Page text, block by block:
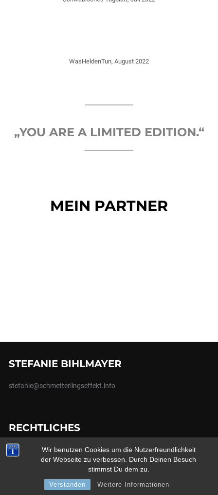
Wir benutzen Cookies um die Nutzerfreundlichkeit
der Webseite zu verbessen. Durch Deinen Besuch
stimmst Du dem zu.
Verstanden Weitere Informationen
WasHeldenTun, August 2022
„YOU ARE A LIMITED EDITION.“
MEIN PARTNER
STEFANIE BIHLMAYER
stefanie@schmetterlingseffekt.info
RECHTLICHES
Impressum
Datenschutz